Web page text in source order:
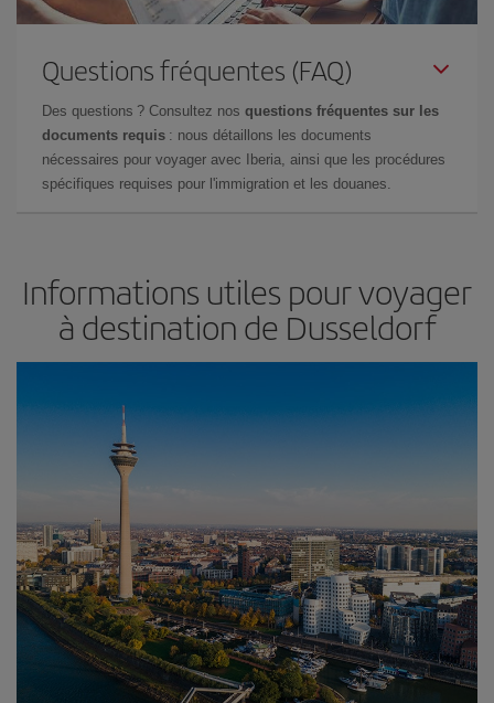
Questions fréquentes (FAQ)
Des questions ? Consultez nos questions fréquentes sur les
documents requis : nous détaillons les documents
nécessaires pour voyager avec Iberia, ainsi que les procédures
spécifiques requises pour l'immigration et les douanes.
Informations utiles pour voyager
à destination de Dusseldorf